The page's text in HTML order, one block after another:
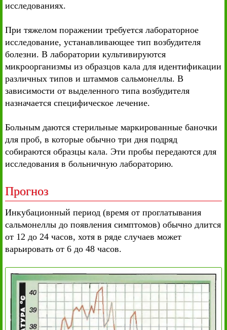
исследованиях.
При тяжелом поражении требуется лабораторное
исследование, устанавливающее тип возбудителя
болезни. В лаборатории культивируются
микроорганизмы из образцов кала для идентификации
различных типов и штаммов сальмонеллы. В
зависимости от выделенного типа возбудителя
назначается специфическое лечение.
Больным даются стерильные маркированные баночки
для проб, в которые обычно три дня подряд
собираются образцы кала. Эти пробы передаются для
исследования в больничную лабораторию.
Прогноз
Инкубационный период (время от проглатывания
сальмонеллы до появления симптомов) обычно длится
от 12 до 24 часов, хотя в ряде случаев может
варьировать от 6 до 48 часов.